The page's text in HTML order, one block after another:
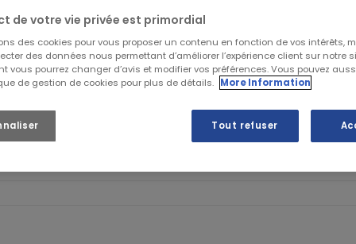
PRODUITS DE LA MARQUE CAPITAL SAFETY
NOUS EXCUSER POUR LE DÉSAGRÉMENT.
une nouvelle recherche
de votre vie privée est primordial
des cookies pour vous proposer un contenu en fonction de vos intérêts,
des données nous permettant d’améliorer l’expérience client sur notre
vous pourrez changer d’avis et modifier vos préférences. Vous pouvez
de gestion de cookies pour plus de détails. More Information
Tout refuser